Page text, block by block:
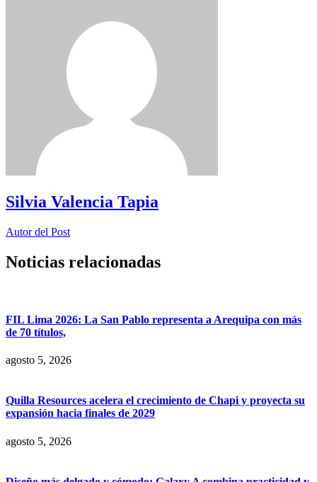
Silvia Valencia Tapia
Autor del Post
Noticias relacionadas
FIL Lima 2026: La San Pablo representa a Arequipa con más
de 70 títulos,
agosto 5, 2026
Quilla Resources acelera el crecimiento de Chapi y proyecta su
expansión hacia finales de 2029
agosto 5, 2026